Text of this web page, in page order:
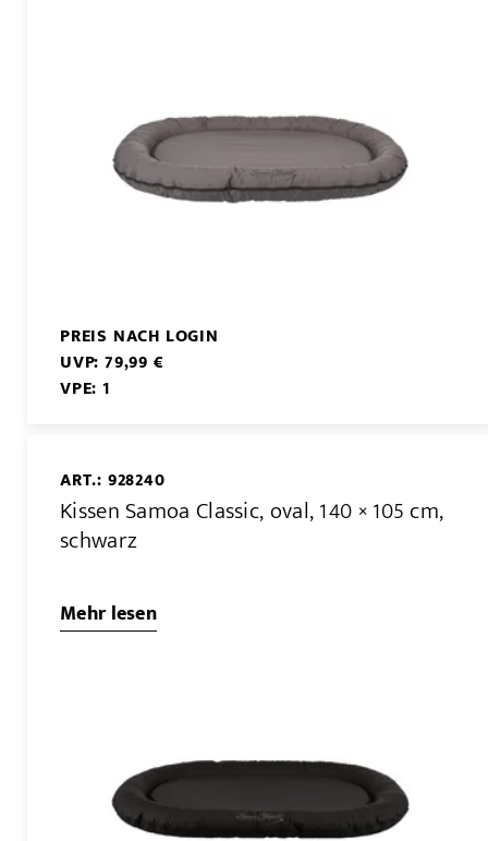
PREIS NACH LOGIN
UVP: 79,99 €
VPE: 1
ART.: 928240
Kissen Samoa Classic, oval, 140 × 105 cm,
schwarz
Mehr lesen